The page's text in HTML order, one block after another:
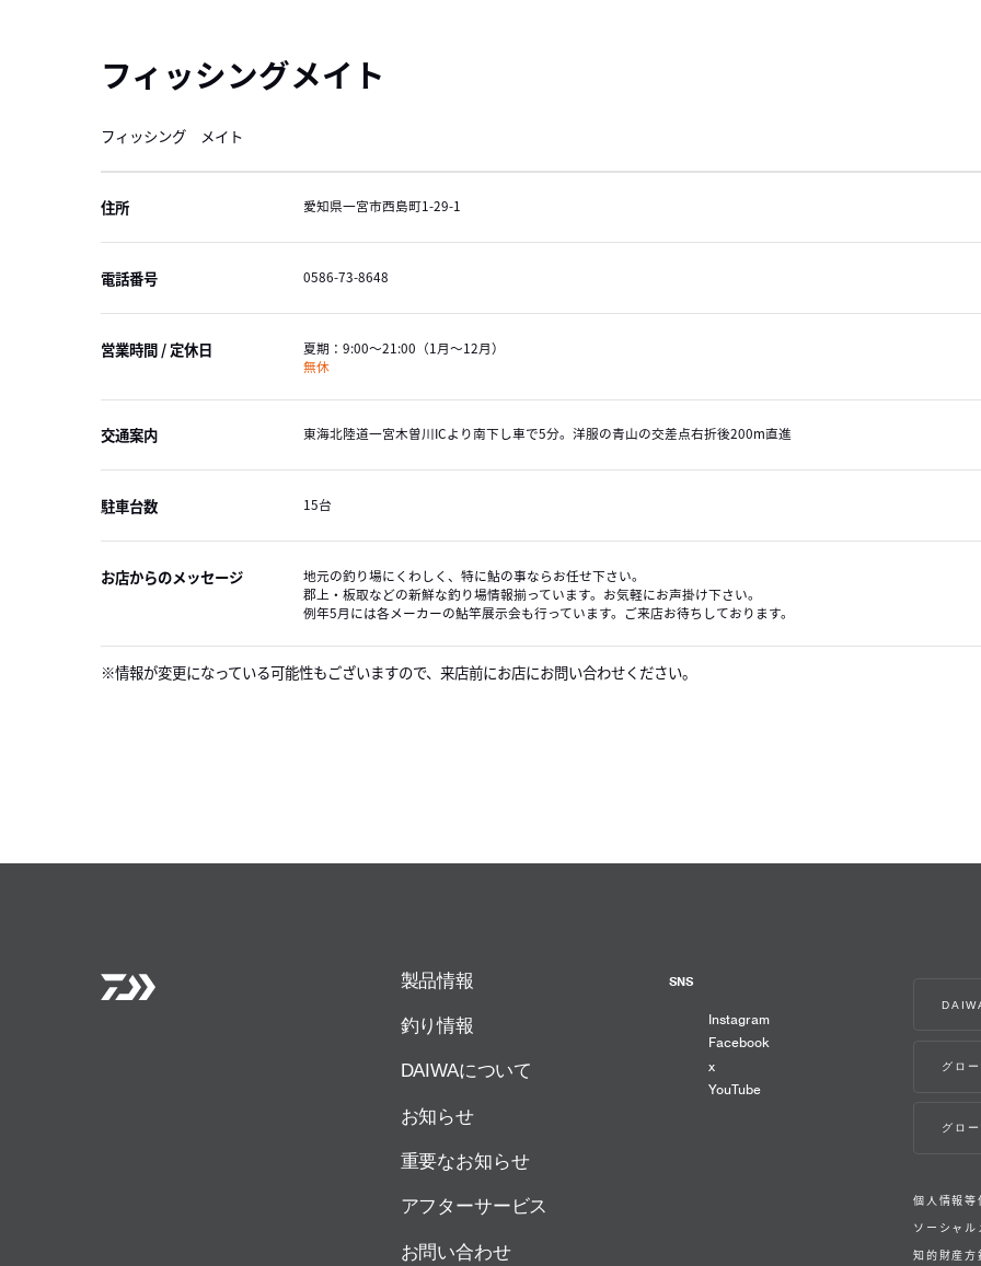
フィッシングメイト
フィッシング メイト
住所 愛知県一宮市西島町1-29-1
電話番号 0586-73-8648
営業時間 / 定休日 夏期：9:00～21:00 （1月～12月）
無休
交通案内 東海北陸道一宮木曽川ICより南下し車で5分。洋服の青山の交差点右折後200m直進
駐車台数 15台
お店からのメッセージ
地元の釣り場にくわしく、特に鮎の事ならお任せ下さい。
郡上・板取などの新鮮な釣り場情報揃っています。お気軽にお声掛け下さい。
例年5月には各メーカーの鮎竿展示会も行っています。ご来店お待ちしております。
製品情報
釣り情報
DAIWAについて
お知らせ
重要なお知らせ
アフターサービス
お問い合わせ
個人情報等
ソーシャル
知的財産方
SNS
Instagram
Facebook
x
YouTube
グロ
グロ